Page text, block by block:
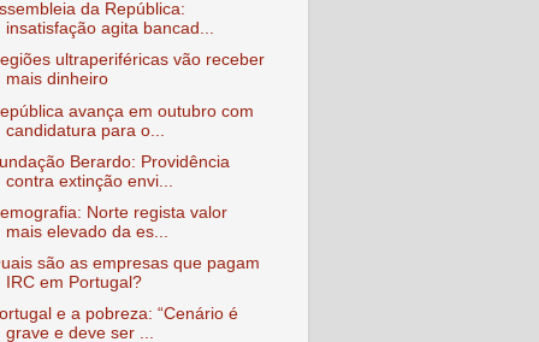
da República:
insatisfação agita bancad...
ultraperiféricas vão receber
mais dinheiro
avança em outubro com
candidatura para o...
Berardo: Providência
contra extinção envi...
Norte regista valor
mais elevado da es...
são as empresas que pagam
IRC em Portugal?
e a pobreza: “Cenário é
grave e deve ser ...